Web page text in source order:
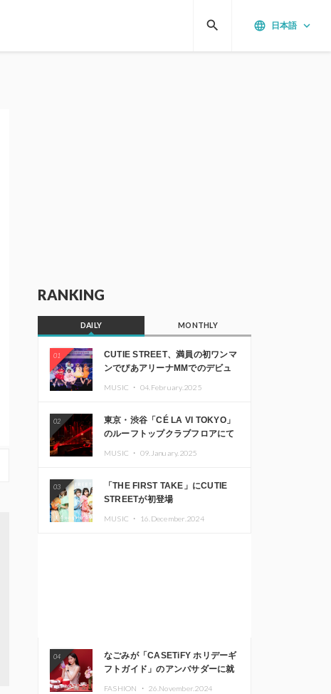
language 日本語 keyboard_arrow_down
search
RANKING
DAILY MONTHLY
01
CUTIE STREET、満員の初ワンマ
ンでぴあアリーナMMでのデビュ
MUSIC ・ 04.February.2025
02
東京・渋谷「CÉ LA VI TOKYO」
のルーフトップクラブフロアにて
Kza（FORCE OF NATURE）ら日
本を代表するDJ・クリエイターが
出演
MUSIC ・ 09.January.2025
03
「THE FIRST TAKE」にCUTIE
STREETが初登場
MUSIC ・ 16.December.2024
04
なごみが「CASETiFY ホリデーギ
フトガイド」のアンバサダーに就
FASHION ・ 26.November.2024